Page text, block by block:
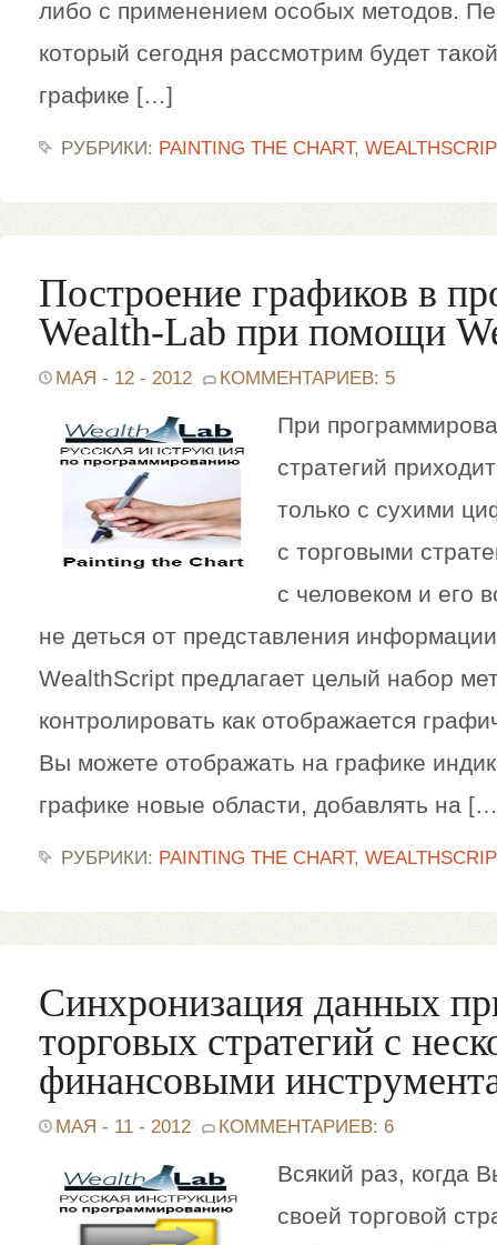
либо с применением особых методов.
который сегодня рассмотрим будет
графике […]
РУБРИКИ: PAINTING THE CHART,
Построение графиков в
Wealth-Lab при помощи
МАЯ - 12 - 2012 КОММЕНТАРИЕВ: 5
При
стратегий
только с сухими
с торговыми
с человеком и его
не деться от представления
WealthScript предлагает целый набор
контролировать как отображается
Вы можете отображать на графике
графике новые области, добавлять на
РУБРИКИ: PAINTING THE CHART,
Синхронизация данных
торговых стратегий с
финансовыми
МАЯ - 11 - 2012 КОММЕНТАРИЕВ: 6
Всякий раз, когда
своей торговой